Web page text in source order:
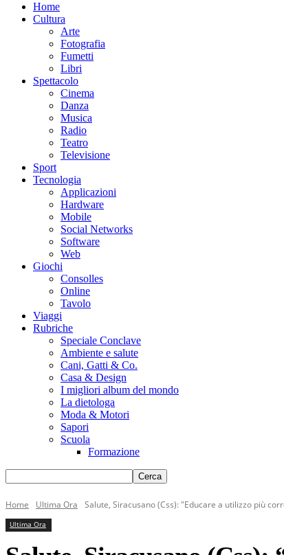
Home
Cultura
Arte
Fotografia
Fumetti
Libri
Spettacolo
Cinema
Danza
Musica
Radio
Teatro
Televisione
Sport
Tecnologia
Applicazioni
Hardware
Mobile
Social Networks
Software
Web
Giochi
Consolles
Online
Tavolo
Viaggi
Rubriche
Speciale Conclave
Ambiente e salute
Cani, Gatti & Co.
Casa & Design
I migliori album del mondo
La dietologa
Moda & Motori
Sapori
Scuola
Formazione
Home Ultima Ora Salute, Siracusano (Css): "Educare a utilizzo più
Ultima Ora